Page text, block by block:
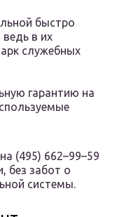
быстро
в их
служебных
гарантию на
(495) 662–99–59
без забот о
системы.